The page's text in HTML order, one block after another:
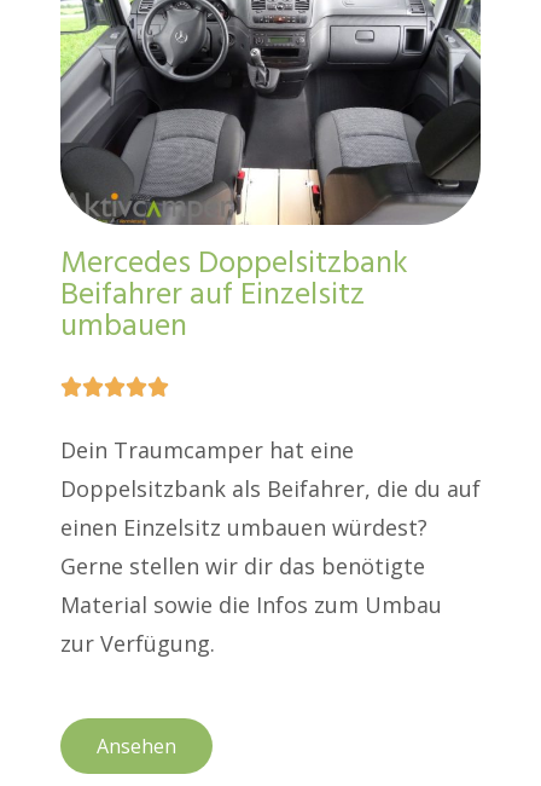
Mercedes Doppelsitzbank
Beifahrer auf Einzelsitz
umbauen

Dein Traumcamper hat eine
Doppelsitzbank als Beifahrer, die du auf
einen Einzelsitz umbauen würdest?
Gerne stellen wir dir das benötigte
Material sowie die Infos zum Umbau
zur Verfügung.
Ansehen